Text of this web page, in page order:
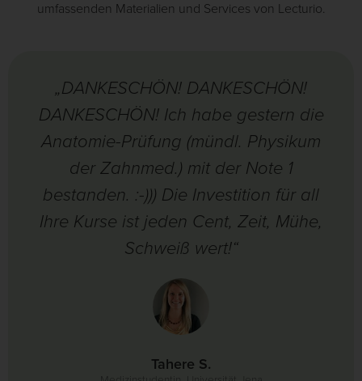
umfassenden Materialien und Services von Lecturio.
„DANKESCHÖN! DANKESCHÖN!
DANKESCHÖN! Ich habe gestern die
Anatomie-Prüfung (mündl. Physikum
der Zahnmed.) mit der Note 1
bestanden. :-))) Die Investition für all
Ihre Kurse ist jeden Cent, Zeit, Mühe,
Schweiß wert!“
Tahere S.